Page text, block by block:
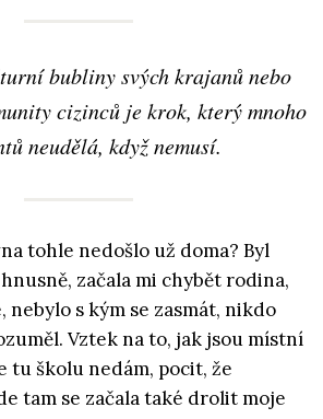
bubliny svých krajanů nebo
cizinců je krok, který mnoho
neudělá, když nemusí.
tohle nedošlo už doma? Byl
začala mi chybět rodina,
nebylo s kým se zasmát, nikdo
Vztek na to, jak jsou místní
tu školu nedám, pocit, že
tam se začala také drolit moje